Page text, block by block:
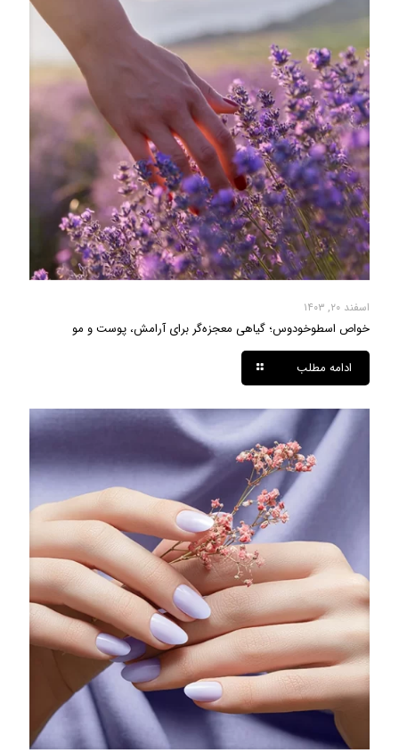
اسفند ۲۰, ۱۴۰۳
خواص اسطوخودوس؛ گیاهی معجزه‌گر برای آرامش، پوست و مو
ادامه مطلب